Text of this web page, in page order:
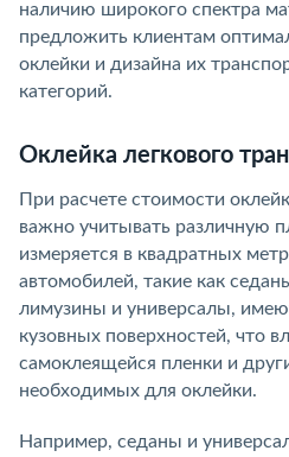
наличию широкого спектра
предложить клиентам
оклейки и дизайна их
категорий.
Оклейка легкового
При расчете стоимости
важно учитывать различную
измеряется в квадратных
автомобилей, такие как
лимузины и универсалы,
кузовных поверхностей, что
самоклеящейся пленки и
необходимых для оклейки.
Например, седаны и